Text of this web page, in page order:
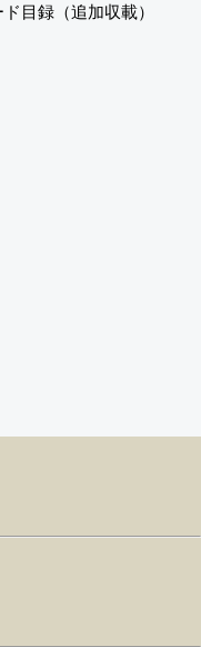
目録（追加収載）